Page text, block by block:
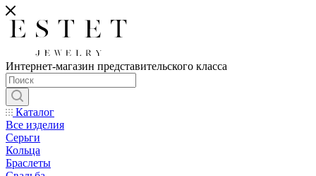
Интернет-магазин представительского класса
Каталог
Все изделия
Серьги
Кольца
Браслеты